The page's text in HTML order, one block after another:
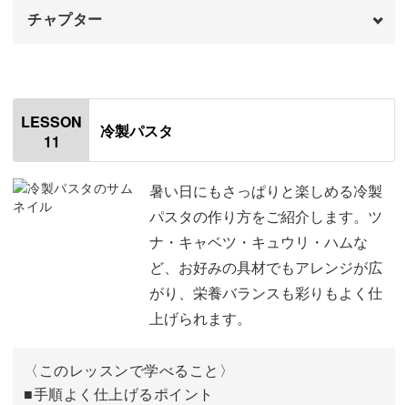
チャプター
はじめに
使用材料
下準備をする 03:04
05:27
10:03
パスタとソースを合わせる
完成♪
LESSON
11
冷製パスタ
暑い日にもさっぱりと楽しめる冷製
パスタの作り方をご紹介します。ツ
ナ・キャベツ・キュウリ・ハムな
ど、お好みの具材でもアレンジが広
がり、栄養バランスも彩りもよく仕
上げられます。
〈このレッスンで学べること〉
■手順よく仕上げるポイント